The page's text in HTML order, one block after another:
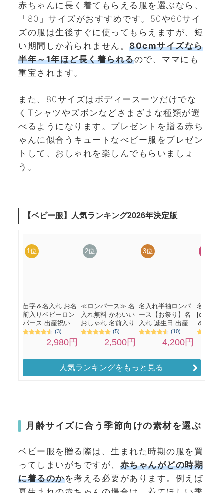
赤ちゃんに長く着てもらえる服を選ぶなら、
「80」サイズがおすすめです。50や60サイ
ズの服は生後すぐに使ってもらえますが、短
い期間しか着られません。 80cmサイズなら
半年～1年ほど長く着られるので、ママにも
重宝されます。
また、80サイズはボディースーツだけでな
くTシャツやズボンなどさまざまな種類が選
べるようになります。プレゼントを贈る赤ち
ゃんに似合うキュートなべビー服をプレゼン
トして、おしゃれを楽しんでもらいましょ
う。
人気ランキングをもっと見る
月齢サイズに合う季節向けの素材を選ぶ
ベビー服を贈る際は、生まれた時期の服を買
ってしまいがちですが、 赤ちゃんがどの時期
に着るのかを考える必要があります。例えば